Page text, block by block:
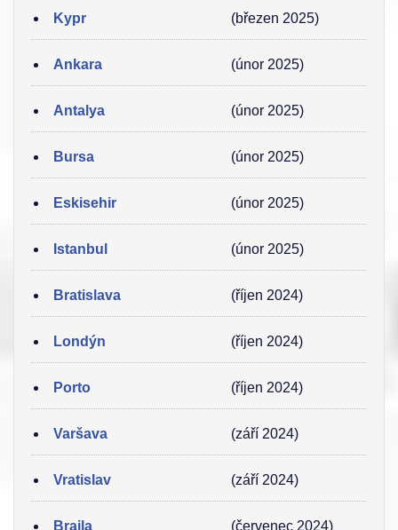
Kypr (březen 2025)
Ankara (únor 2025)
Antalya (únor 2025)
Bursa (únor 2025)
Eskisehir (únor 2025)
Istanbul (únor 2025)
Bratislava (říjen 2024)
Londýn (říjen 2024)
Porto (říjen 2024)
Varšava (září 2024)
Vratislav (září 2024)
Braila (červenec 2024)